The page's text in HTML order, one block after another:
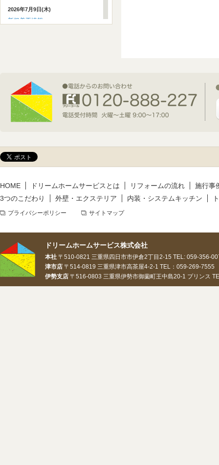
2026年7月9日(木)
新規着工情報
新規着工情報
2026年5月14日(木)
新規着工情報
HOME ドリームホームサービスとは リフォームの流れ
施行事
3つのこだわり
外壁・エクステリア 内装・システムキッチン
プライバシーポリシー サイトマップ
ドリームホームサービス株式会社
本社 〒510-0821 三重県四日市市伊倉2丁目2-15 TEL: 059-356-
津市店 〒514-0819 三重県津市高茶屋4-2-1 TEL：059-269-
伊勢支店 〒516-0803 三重県伊勢市御薗町王中島20-1 プリンス